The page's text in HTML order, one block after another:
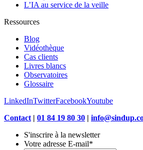
L’IA au service de la veille
Ressources
Blog
Vidéothèque
Cas clients
Livres blancs
Observatoires
Glossaire
LinkedInTwitterFacebookYoutube
Contact | 01 84 19 80 30 |
S'inscrire à la newsletter
Votre adresse E-mail*